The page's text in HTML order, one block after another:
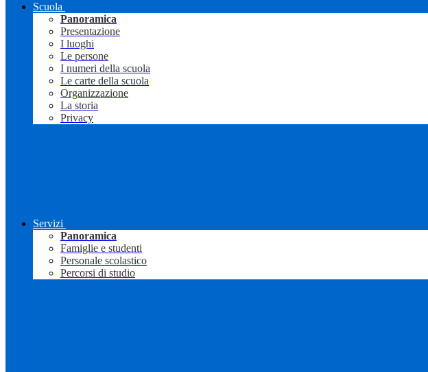
Scuola
Panoramica
Presentazione
I luoghi
Le persone
I numeri della scuola
Le carte della scuola
Organizzazione
La storia
Privacy
Servizi
Panoramica
Famiglie e studenti
Personale scolastico
Percorsi di studio